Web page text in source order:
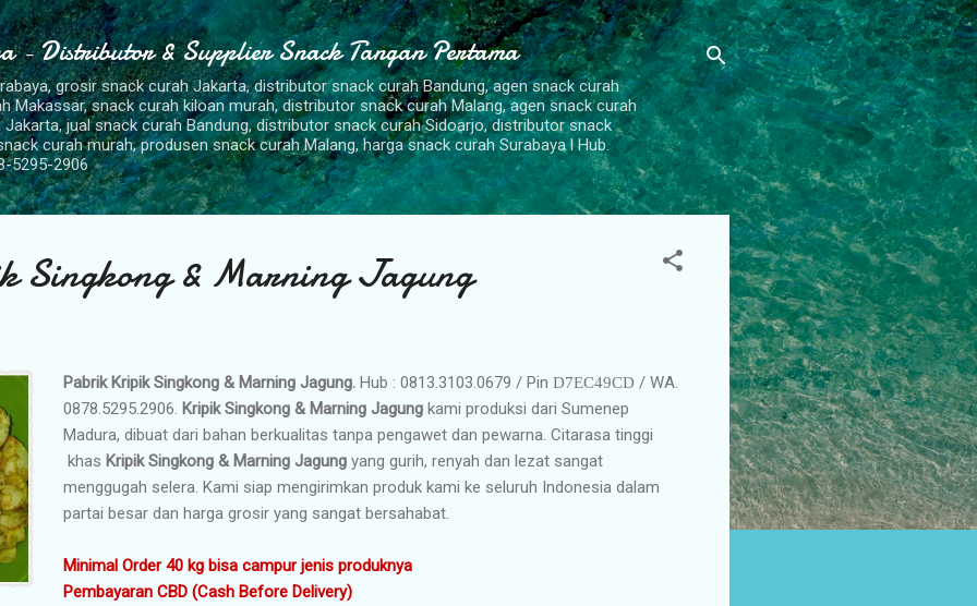
Langsung ke konten utama
- Distributor & Supplier Snack Tangan Pertama
grosir snack curah Jakarta, distributor snack curah Bandung, agen snack curah
Makassar, snack curah kiloan murah, distributor snack curah Malang, agen snack curah
Jakarta, jual snack curah Bandung, distributor snack curah Sidoarjo, distributor snack
curah murah, produsen snack curah Malang, harga snack curah Surabaya l Hub.
5295-2906
Singkong & Marning Jagung
Pabrik Kripik Singkong & Marning Jagung. Hub : 0813.3103.0679 / Pin D7EC49CD / WA.
0878.5295.2906. Kripik Singkong & Marning Jagung kami produksi dari Sumenep
Madura, dibuat dari bahan berkualitas tanpa pengawet dan pewarna. Citarasa tinggi
khas Kripik Singkong & Marning Jagung yang gurih, renyah dan lezat sangat
menggugah selera. Kami siap mengirimkan produk kami ke seluruh Indonesia dalam
partai besar dan harga grosir yang sangat bersahabat.
Minimal Order 40 kg bisa campur jenis produknya
Pembayaran CBD (Cash Before Delivery)